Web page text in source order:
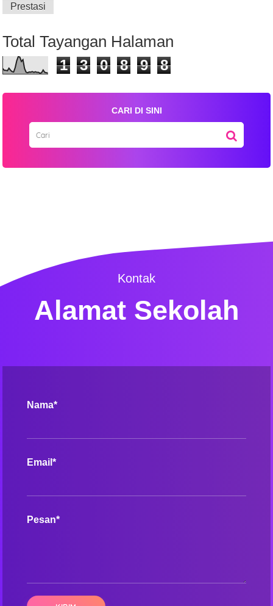
Prestasi
Total Tayangan Halaman
1 3 0 8 9 8
CARI DI SINI
Kontak
Alamat Sekolah
Nama*
Email*
Pesan*